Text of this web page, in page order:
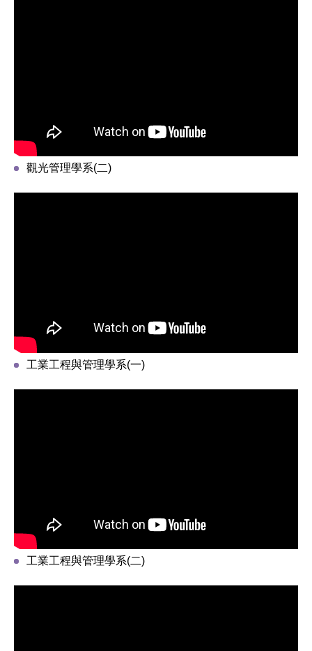
觀光管理學系(二)
工業工程與管理學系(一)
工業工程與管理學系(二)